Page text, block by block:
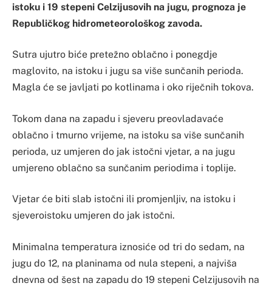
istoku i 19 stepeni Celzijusovih na jugu, prognoza je
Republičkog hidrometeorološkog zavoda.
Sutra ujutro biće pretežno oblačno i ponegdje
maglovito, na istoku i jugu sa više sunčanih perioda.
Magla će se javljati po kotlinama i oko riječnih tokova.
Tokom dana na zapadu i sjeveru preovladavaće
oblačno i tmurno vrijeme, na istoku sa više sunčanih
perioda, uz umjeren do jak istočni vjetar, a na jugu
umjereno oblačno sa sunčanim periodima i toplije.
Vjetar će biti slab istočni ili promjenljiv, na istoku i
sjeveroistoku umjeren do jak istočni.
Minimalna temperatura iznosiće od tri do sedam, na
jugu do 12, na planinama od nula stepeni, a najviša
dnevna od šest na zapadu do 19 stepeni Celzijusovih na